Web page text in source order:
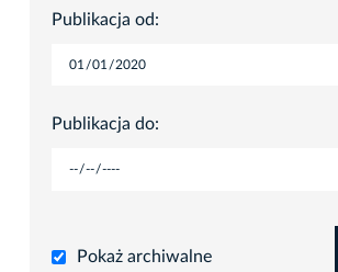
Publikacja od:
Publikacja do:
Pokaż archiwalne